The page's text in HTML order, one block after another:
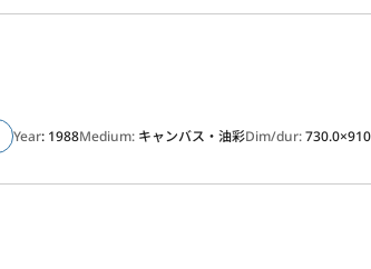
Year: 1988Medium: キャンバス・油彩Dim/dur: